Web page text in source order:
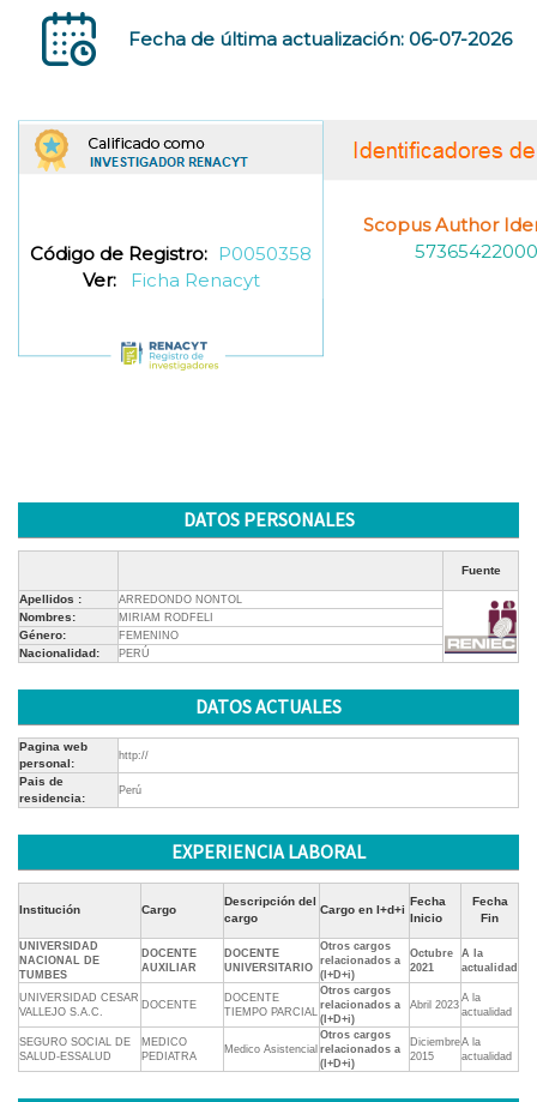
Fecha de última actualización: 06-07-2026
Código de Registro: P0050358
Ver:
Ficha Renacyt
Scopus Author
57365422000
DATOS PERSONALES
Fuente
Apellidos : ARREDONDO NONTOL
Nombres: MIRIAM RODFELI
Género: FEMENINO
Nacionalidad: PERÚ
DATOS ACTUALES
Pagina web
personal:
http://
Pais de
residencia:
Perú
EXPERIENCIA LABORAL
Institución Cargo
Descripción del
cargo
Cargo en I+d+i
Fecha
Inicio
Fecha
Fin
UNIVERSIDAD
NACIONAL DE
TUMBES
DOCENTE
AUXILIAR
DOCENTE
UNIVERSITARIO
Otros cargos
relacionados a
(I+D+i)
Octubre
2021
A la
actualidad
UNIVERSIDAD CESAR
VALLEJO S.A.C.
DOCENTE
DOCENTE
TIEMPO PARCIAL
Otros cargos
relacionados a
(I+D+i)
Abril 2023
A la
actualidad
SEGURO SOCIAL DE
SALUD-ESSALUD
MEDICO
PEDIATRA
Medico Asistencial
Otros cargos
relacionados a
(I+D+i)
Diciembre
2015
A la
actualidad